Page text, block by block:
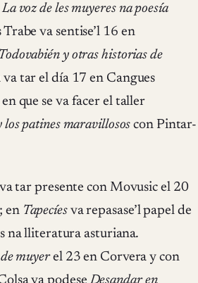
La voz de les muyeres na poesía
Trabe va sentise’l 16 en
y otras historias de
tar el día 17 en Cangues
que se va facer el taller
los patines maravillosos con Pintar-
tar presente con Movusic el 20
en Tapecíesva repasase’l papel de
na lliteratura asturiana.
muyerel 23 en Corvera y con